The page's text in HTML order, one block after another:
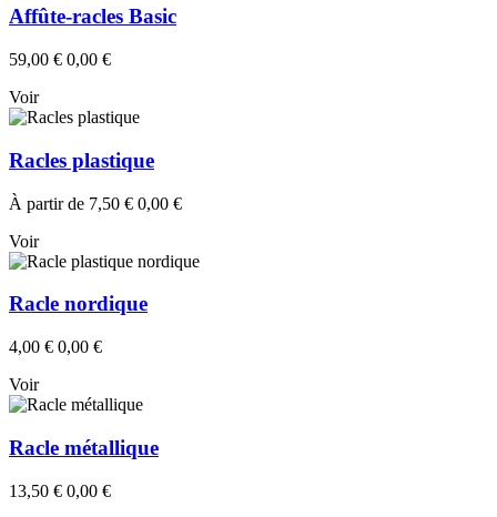
Affûte-racles Basic
59,00 € 0,00 €
Voir
Racles plastique
À partir de 7,50 € 0,00 €
Voir
Racle nordique
4,00 € 0,00 €
Voir
Racle métallique
13,50 € 0,00 €